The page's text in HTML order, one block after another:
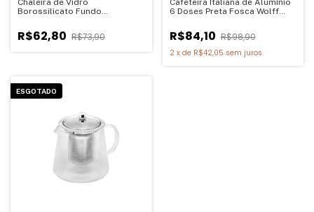
Borossilicato Fundo
R$62,80 R$73,90
6 Doses Preta Fosca Wolff
R$84,10 R$98,90
2 x de R$42,05 sem juros
ESGOTADO